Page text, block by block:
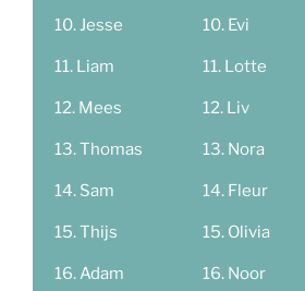
Jesse
Liam
Mees
Thomas
Sam
Thijs
Adam
Evi
Lotte
Liv
Nora
Fleur
Olivia
Noor